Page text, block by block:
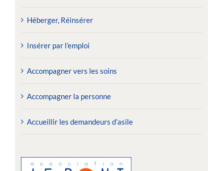
Héberger, Réinsérer
Insérer par l’emploi
Accompagner vers les soins
Accompagner la personne
Accueillir les demandeurs d’asile